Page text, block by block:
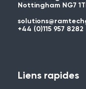
Avez-vous
vous
Nottingham NG7
+44 (0)115 957 8282
Liens rapides